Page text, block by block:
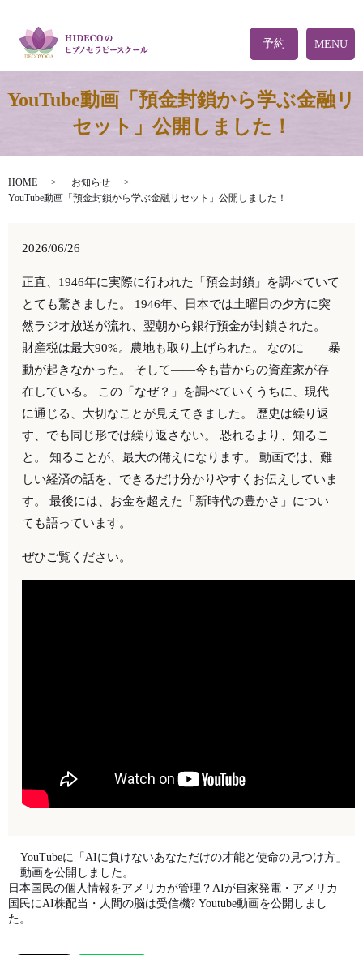
予約 MENU
YouTube動画「預金封鎖から学ぶ金融リ
セット」公開しました！
HOME
お知らせ
YouTube動画「預金封鎖から学ぶ金融リセット」公開しました！
2026/06/26
正直、1946年に実際に行われた「預金封鎖」を調べていて
とても驚きました。 1946年、日本では土曜日の夕方に突
然ラジオ放送が流れ、翌朝から銀行預金が封鎖された。
財産税は最大90%。農地も取り上げられた。 なのに——暴
動が起きなかった。 そして——今も昔からの資産家が存
在している。 この「なぜ？」を調べていくうちに、現代
に通じる、大切なことが見えてきました。 歴史は繰り返
す、でも同じ形では繰り返さない。 恐れるより、知るこ
と。 知ることが、最大の備えになります。 動画では、難
しい経済の話を、できるだけ分かりやすくお伝えしていま
す。 最後には、お金を超えた「新時代の豊かさ」につい
ても語っています。
ぜひご覧ください。
YouTubeに「AIに負けないあなただけの才能と使命の見つけ方」
動画を公開しました。
日本国民の個人情報をアメリカが管理？AIが自家発電・アメリカ
国民にAI株配当・人間の脳は受信機? Youtube動画を公開しまし
た。